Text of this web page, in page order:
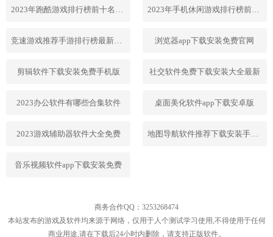
2023年跑酷游戏排行榜前十名合集 2023年手机休闲游戏排行榜前十名
竞速游戏推荐手游排行榜最新2023 浏览器app下载安装免费官网
剪辑软件下载安装免费手机版 社交软件免费下载安装大全最新
2023办公软件有哪些合集软件 桌面美化软件app下载安卓版
2023游戏辅助器软件大全免费 地图导航软件推荐下载安装手机版
音乐视频软件app下载安装免费
商务合作QQ：3253268474
本站发布的游戏及软件均来源于网络，仅用于人个测试学习使用,不得使用于任何
商业用途,请在下载后24小时内删除，请支持正版软件。